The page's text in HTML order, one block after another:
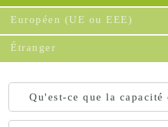
Européen (UE ou EEE)
Étranger
Qu'est-ce que la capacité